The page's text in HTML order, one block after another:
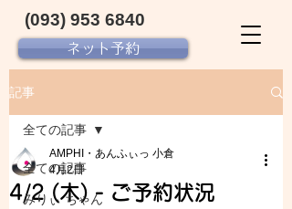
ネット予約
(093) 953 6840‬
記事
全ての記事
みりぃ ちゃん
全ての記事
4/2 (木) - ご予約状況
AMPHI・あんふぃっ 小倉
4月2日